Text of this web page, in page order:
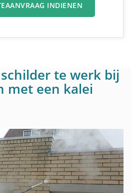
INDIENEN
te werk bij
met een kalei